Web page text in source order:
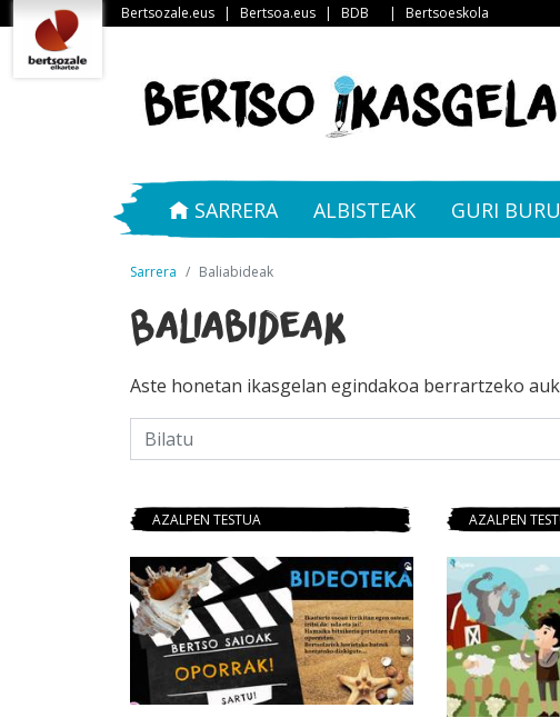
Bertsozale.eus | Bertsoa.eus | BDB | Bertsoeskola
SARRERA ALBISTEAK GURI
Sarrera Baliabideak
Baliabideak
Aste honetan ikasgelan egindakoa berrartzeko
AZALPEN TESTUA AZALPEN